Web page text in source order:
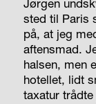
sted til Paris
på, at jeg
aftensmad.
halsen, men
hotellet, lidt
taxatur